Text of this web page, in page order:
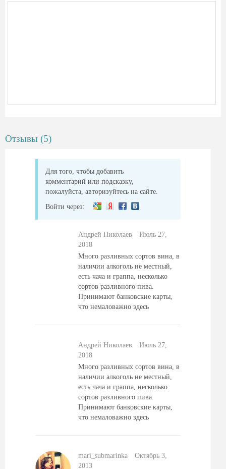
Отзывы (5)
Для того, чтобы добавить
комментарий или подсказку,
пожалуйста, авторизуйтесь на сайте.
Войти через:
Андрей Николаев
Июль 27,
2018
Много разливных сортов вина, в
наличии алкоголь не местный,
есть чача и граппа, несколько
сортов разливного пива.
Принимают банковские карты,
что немаловажно здесь
Андрей Николаев
Июль 27,
2018
Много разливных сортов вина, в
наличии алкоголь не местный,
есть чача и граппа, несколько
сортов разливного пива.
Принимают банковские карты,
что немаловажно здесь
mari_submarinka
Октябрь 3,
2013